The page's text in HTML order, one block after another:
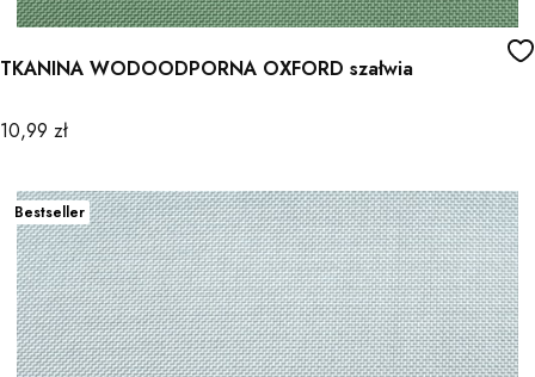
TKANINA WODOODPORNA OXFORD szałwia
Cena
10,99 zł
Bestseller